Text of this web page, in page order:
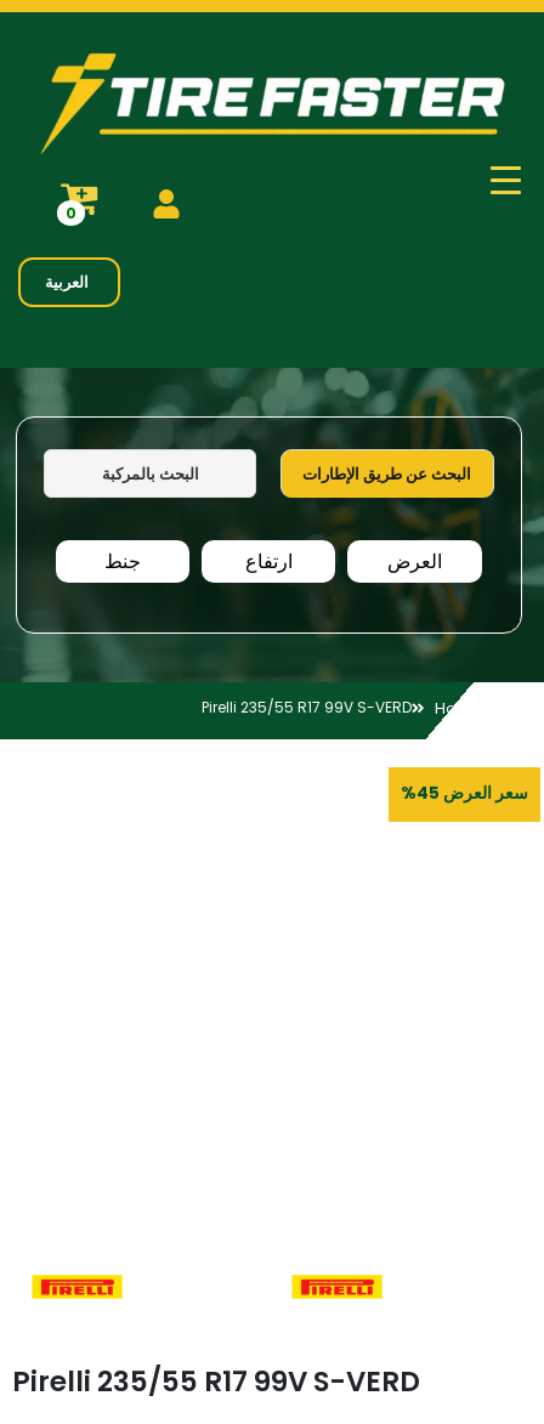
0
العربية
البحث عن طريق الإطارات البحث بالمركبة
العرض ارتفاع جنط
Home
Pirelli 235/55 R17 99V S-VERD
سعر العرض 45%
Pirelli 235/55 R17 99V S-VERD